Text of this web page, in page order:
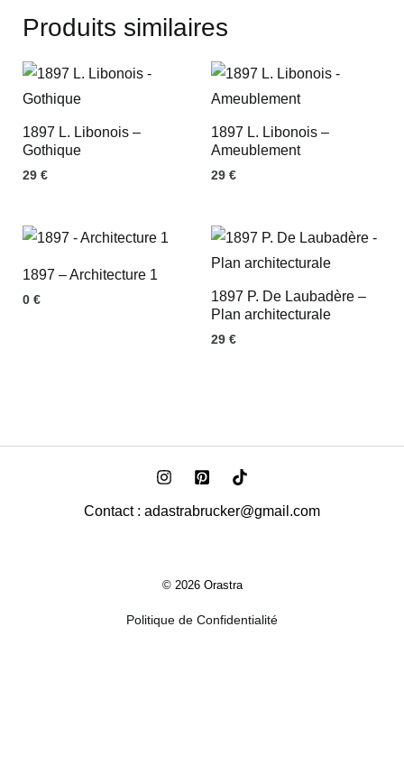
Produits similaires
1897 L. Libonois –
Gothique
29 €
1897 L. Libonois –
Ameublement
29 €
1897 – Architecture 1
0 €
1897 P. De Laubadère –
Plan architecturale
29 €
Contact : adastrabrucker@gmail.com
© 2026 Orastra
Politique de Confidentialité